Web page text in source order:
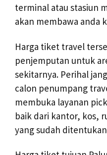
terminal atau stasiun
akan membawa anda
Harga tiket travel
penjemputan untuk
sekitarnya. Perihal
calon penumpang
membuka layanan
baik dari kantor, kos,
yang sudah